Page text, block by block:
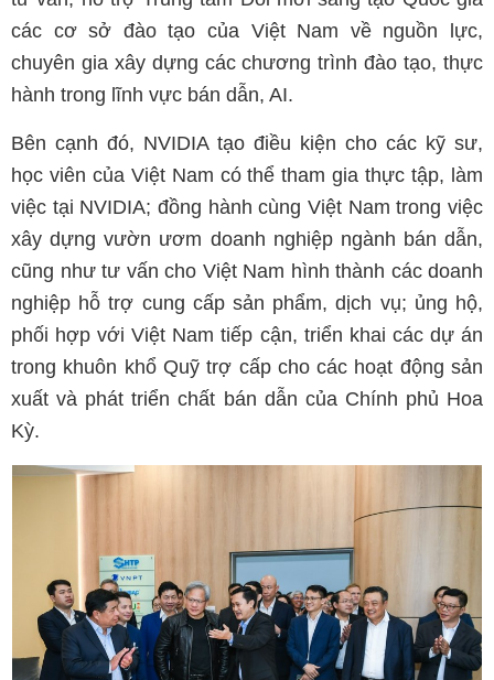
các cơ sở đào tạo của Việt Nam về nguồn lực,
chuyên gia xây dựng các chương trình đào tạo, thực
hành trong lĩnh vực bán dẫn, AI.
Bên cạnh đó, NVIDIA tạo điều kiện cho các kỹ sư,
học viên của Việt Nam có thể tham gia thực tập, làm
việc tại NVIDIA; đồng hành cùng Việt Nam trong việc
xây dựng vườn ươm doanh nghiệp ngành bán dẫn,
cũng như tư vấn cho Việt Nam hình thành các doanh
nghiệp hỗ trợ cung cấp sản phẩm, dịch vụ; ủng hộ,
phối hợp với Việt Nam tiếp cận, triển khai các dự án
trong khuôn khổ Quỹ trợ cấp cho các hoạt động sản
xuất và phát triển chất bán dẫn của Chính phủ Hoa
Kỳ.